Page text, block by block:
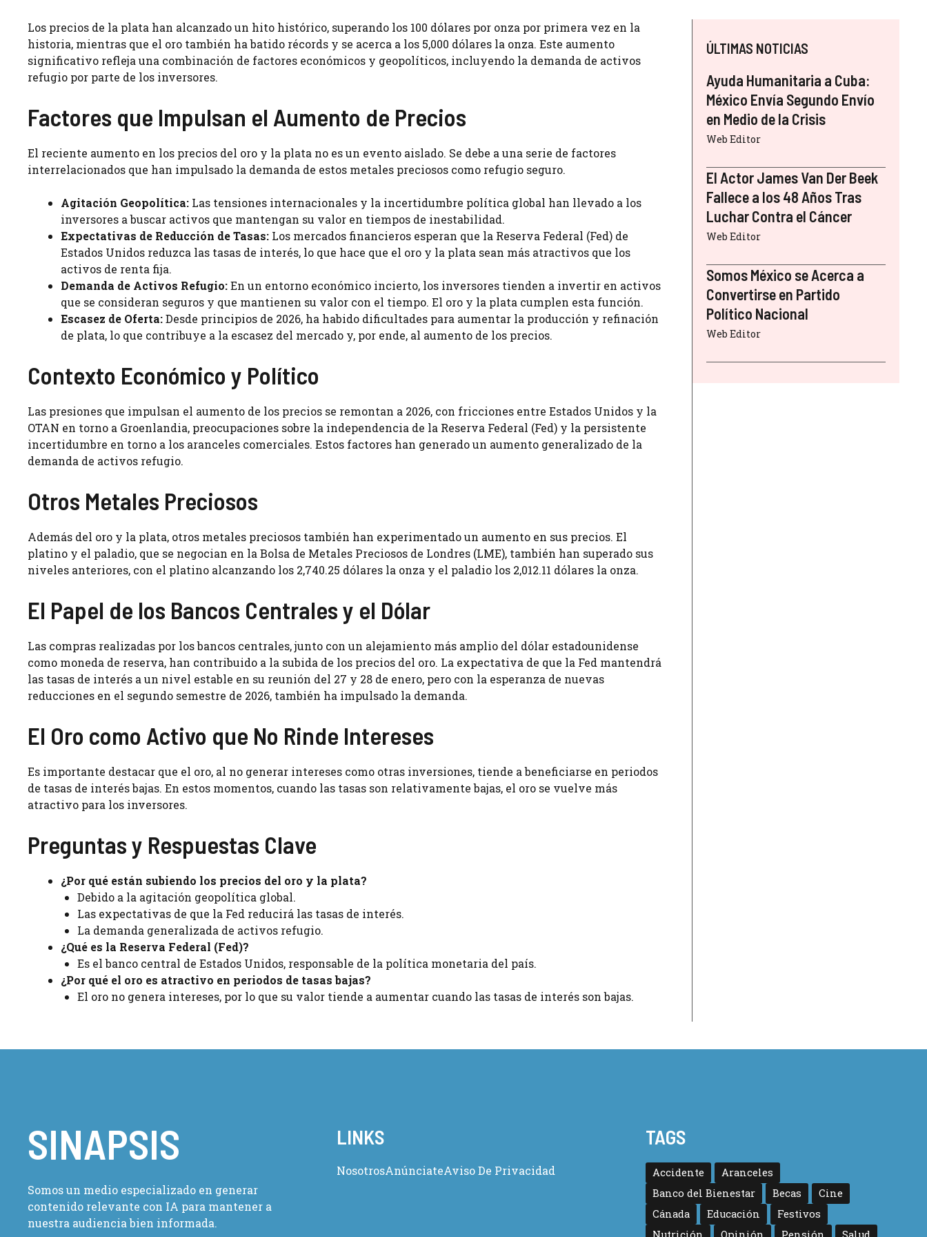
Los precios de la plata han alcanzado un hito histórico, superando los 100 dólares por onza por primera vez en la
historia, mientras que el oro también ha batido récords y se acerca a los 5,000 dólares la onza. Este aumento
significativo refleja una combinación de factores económicos y geopolíticos, incluyendo la demanda de activos
refugio por parte de los inversores.
Factores que Impulsan el Aumento de Precios
El reciente aumento en los precios del oro y la plata no es un evento aislado. Se debe a una serie de factores
interrelacionados que han impulsado la demanda de estos metales preciosos como refugio seguro.
Agitación Geopolítica: Las tensiones internacionales y la incertidumbre política global han llevado a los
inversores a buscar activos que mantengan su valor en tiempos de inestabilidad.
Expectativas de Reducción de Tasas: Los mercados financieros esperan que la Reserva Federal (Fed) de
Estados Unidos reduzca las tasas de interés, lo que hace que el oro y la plata sean más atractivos que los
activos de renta fija.
Demanda de Activos Refugio:En un entorno económico incierto, los inversores tienden a invertir en activos
que se consideran seguros y que mantienen su valor con el tiempo. El oro y la plata cumplen esta función.
Escasez de Oferta:Desde principios de 2026, ha habido dificultades para aumentar la producción y refinación
de plata, lo que contribuye a la escasez del mercado y, por ende, al aumento de los precios.
Contexto Económico y Político
Las presiones que impulsan el aumento de los precios se remontan a 2026, con fricciones entre Estados Unidos y la
OTAN en torno a Groenlandia, preocupaciones sobre la independencia de la Reserva Federal (Fed) y la persistente
incertidumbre en torno a los aranceles comerciales. Estos factores han generado un aumento generalizado de la
demanda de activos refugio.
Otros Metales Preciosos
Además del oro y la plata, otros metales preciosos también han experimentado un aumento en sus precios. El
platino y el paladio, que se negocian en la Bolsa de Metales Preciosos de Londres (LME), también han superado sus
niveles anteriores, con el platino alcanzando los 2,740.25 dólares la onza y el paladio los 2,012.11 dólares la onza.
El Papel de los Bancos Centrales y el Dólar
Las compras realizadas por los bancos centrales, junto con un alejamiento más amplio del dólar estadounidense
como moneda de reserva, han contribuido a la subida de los precios del oro. La expectativa de que la Fed mantendrá
las tasas de interés a un nivel estable en su reunión del 27 y 28 de enero, pero con la esperanza de nuevas
reducciones en el segundo semestre de 2026, también ha impulsado la demanda.
El Oro como Activo que No Rinde Intereses
Es importante destacar que el oro, al no generar intereses como otras inversiones, tiende a beneficiarse en periodos
de tasas de interés bajas. En estos momentos, cuando las tasas son relativamente bajas, el oro se vuelve más
atractivo para los inversores.
Preguntas y Respuestas Clave
¿Por qué están subiendo los precios del oro y la plata?
Debido a la agitación geopolítica global.
Las expectativas de que la Fed reducirá las tasas de interés.
La demanda generalizada de activos refugio.
¿Qué es la Reserva Federal (Fed)?
Es el banco central de Estados Unidos, responsable de la política monetaria del país.
¿Por qué el oro es atractivo en periodos de tasas bajas?
El oro no genera intereses, por lo que su valor tiende a aumentar cuando las tasas de interés son bajas.
ÚLTIMAS NOTICIAS
Ayuda Humanitaria a Cuba:
México Envía Segundo Envío
en Medio de la Crisis
Web Editor
El Actor James Van Der Beek
Fallece a los 48 Años Tras
Luchar Contra el Cáncer
Web Editor
Somos México se Acerca a
Convertirse en Partido
Político Nacional
Web Editor
SINAPSIS
Somos un medio especializado en generar
contenido relevante con IA para mantener a
nuestra audiencia bien informada.
LINKS
NosotrosAnúnciateAviso De Privacidad
TAGS
Accidente
Aranceles
Banco del Bienestar
Becas
Cine
Cánada
Educación
Festivos
Nutrición
Opinión Pensión Salud